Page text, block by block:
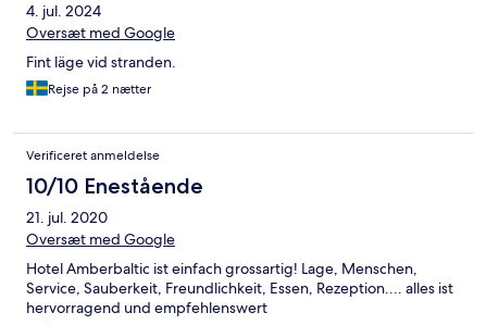
4. jul. 2024
Oversæt med Google
Fint läge vid stranden.
Rejse på 2 nætter
Verificeret anmeldelse
10/10 Enestående
21. jul. 2020
Oversæt med Google
Hotel Amberbaltic ist einfach grossartig! Lage, Menschen,
Service, Sauberkeit, Freundlichkeit, Essen, Rezeption.... alles ist
hervorragend und empfehlenswert